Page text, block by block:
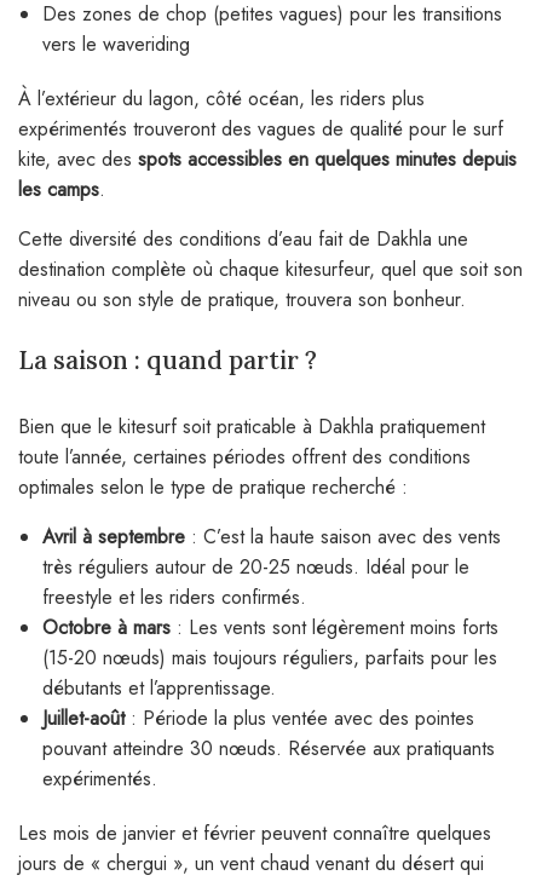
Des zones de chop (petites vagues) pour les transitions
vers le waveriding
À l’extérieur du lagon, côté océan, les riders plus
expérimentés trouveront des vagues de qualité pour le surf
kite, avec des spots accessibles en quelques minutes depuis
les camps.
Cette diversité des conditions d’eau fait de Dakhla une
destination complète où chaque kitesurfeur, quel que soit son
niveau ou son style de pratique, trouvera son bonheur.
La saison : quand partir ?
Bien que le kitesurf soit praticable à Dakhla pratiquement
toute l’année, certaines périodes offrent des conditions
optimales selon le type de pratique recherché :
Avril à septembre : C’est la haute saison avec des vents
très réguliers autour de 20-25 nœuds. Idéal pour le
freestyle et les riders confirmés.
Octobre à mars : Les vents sont légèrement moins forts
(15-20 nœuds) mais toujours réguliers, parfaits pour les
débutants et l’apprentissage.
Juillet-août: Période la plus ventée avec des pointes
pouvant atteindre 30 nœuds. Réservée aux pratiquants
expérimentés.
Les mois de janvier et février peuvent connaître quelques
jours de « chergui », un vent chaud venant du désert qui